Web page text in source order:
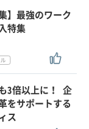
】最強のワーク
特集
3倍以上に！ 企
をサポートする
ス